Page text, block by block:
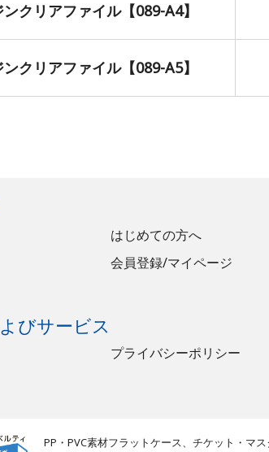
クリアファイル【089-A4】
クリアファイル【089-A5】
はじめての方へ
会員登録/マイページ
びサービス
プライバシーポリシー
PP・PVC素材フラットケース、チケット・マ